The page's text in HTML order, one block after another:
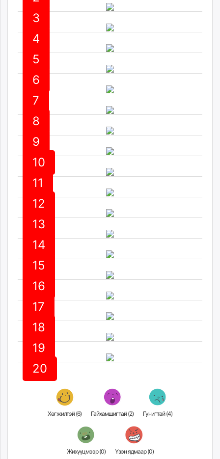
mnb.mn
Livetv.mn
Eguur.mn
24tsag.mn
eagle.mn
ergelt.mn
zarig.mn
today.mn
mminfo.mn
ugluu.mn
urlag.mn
unen.mn
shudarga.mn
shuurhai.mn
unuudur.mn
isee.mn
fact.mn
itoim.mn
tumen.mn
shuum.mn
tvmongolia.mn
unegui.mn
assa.mn
unread.today
3
4
5
6
7
8
9
10
11
12
13
14
15
16
17
18
19
20
Хөгжилтэй (6) Гайхамшигтай (2) Гунигтай (4)
Жихүүцмээр (0) Үзэн ядмаар (0)